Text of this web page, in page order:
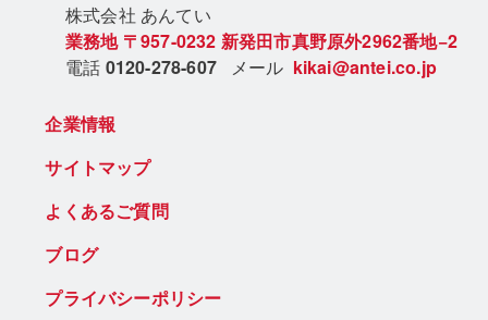
株式会社 あんてい
業務地 〒957-0232 新発田市真野原外2962番地−2
電話 0120-278-607 メール kikai@antei.co.jp
企業情報
サイトマップ
よくあるご質問
ブログ
プライバシーポリシー